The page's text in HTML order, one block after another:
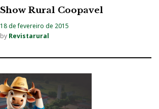
Show Rural Coopavel
18 de fevereiro de 2015
by Revistarural